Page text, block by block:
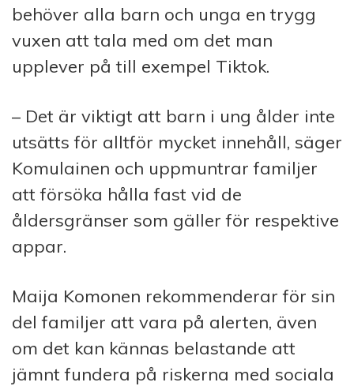
behöver alla barn och unga en trygg
vuxen att tala med om det man
upplever på till exempel Tiktok.
– Det är viktigt att barn i ung ålder inte
utsätts för alltför mycket innehåll, säger
Komulainen och uppmuntrar familjer
att försöka hålla fast vid de
åldersgränser som gäller för respektive
appar.
Maija Komonen rekommenderar för sin
del familjer att vara på alerten, även
om det kan kännas belastande att
jämnt fundera på riskerna med sociala